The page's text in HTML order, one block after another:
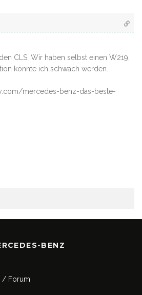
CLS. Wir haben selbst einen W219,
könnte ich schwach werden.
mercedes-benz-das-beste-
BENZ
/ Forum